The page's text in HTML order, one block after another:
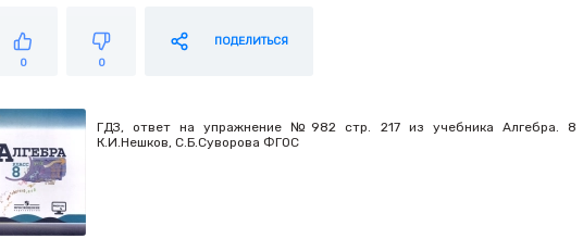
0 0
ПОДЕЛИТЬСЯ
ГДЗ, ответ на упражнение №982 стр. 217 из учебника Алгебра. 8
К.И.Нешков, С.Б.Суворова ФГОС